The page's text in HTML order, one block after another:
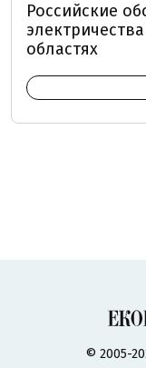
Российские
областях
© 2005-